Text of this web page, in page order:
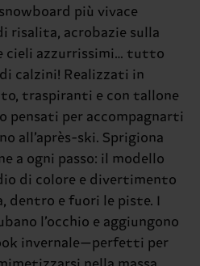
più vivace
risalita, acrobazie sulla
cieli azzurrissimi… tutto
calzini! Realizzati in
traspiranti e con tallone
pensati per accompagnarti
all’après-ski. Sprigiona
a ogni passo: il modello
di colore e divertimento
dentro e fuori le piste. I
l’occhio e aggiungono
invernale—perfetti per